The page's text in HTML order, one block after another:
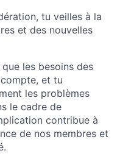
tu veilles à la
et des nouvelles
les besoins des
et tu
les problèmes
le cadre de
contribue à
de nos membres et